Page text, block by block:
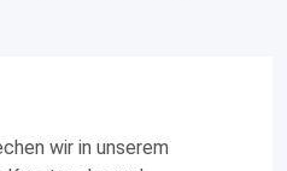
wir in unserem